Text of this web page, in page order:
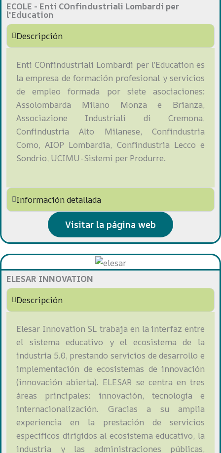
ECOLE - Enti COnfindustriali Lombardi per
l'Education
Descripción
Enti COnfindustriali Lombardi per l’Education es
la empresa de formación profesional y servicios
de empleo formada por siete asociaciones:
Assolombarda Milano Monza e Brianza,
Associazione Industriali di Cremona,
Confindustria Alto Milanese, Confindustria
Como, AIOP Lombardia, Confindustria Lecco e
Sondrio, UCIMU-Sistemi per Produrre.
Información detallada
Visitar la página web
ELESAR INNOVATION
Descripción
Elesar Innovation SL trabaja en la interfaz entre
el sistema educativo y el ecosistema de la
industria 5.0, prestando servicios de desarrollo e
implementación de ecosistemas de innovación
(innovación abierta). ELESAR se centra en tres
áreas principales: innovación, tecnología e
internacionalización. Gracias a su amplia
experiencia en la prestación de servicios
específicos dirigidos al ecosistema educativo, la
industria y las administraciones públicas,